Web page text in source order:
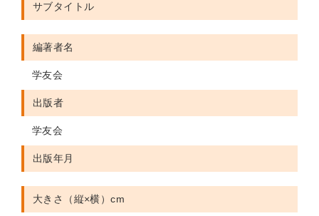
サブタイトル
編著者名
学友会
出版者
学友会
出版年月
大きさ（縦×横）cm